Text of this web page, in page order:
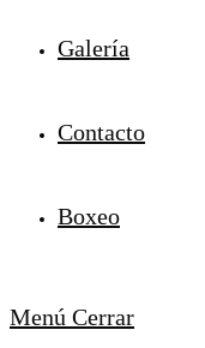
Galería
Contacto
Boxeo
Menú Cerrar